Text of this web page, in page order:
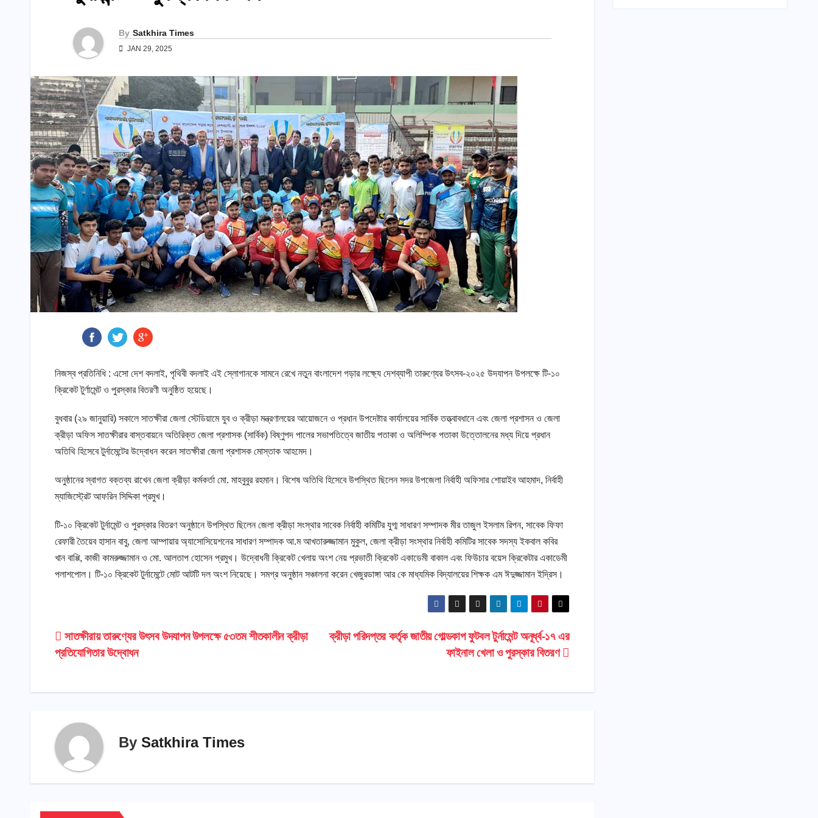
By Satkhira Times
JAN 29, 2025
নিজস্ব প্রতিনিধি : এসো দেশ বদলাই, পৃথিবী বদলাই এই স্লোগানকে সামনে রেখে নতুন বাংলাদেশ গড়ার লক্ষ্যে দেশব্যাপী তারুণ্যের উৎসব-২০২৫ উদযাপন উপলক্ষে টি-১০
ক্রিকেট টুর্ণামেন্ট ও পুরস্কার বিতরণী অনুষ্ঠিত হয়েছে।
বুধবার (২৯ জানুয়ারি) সকালে সাতক্ষীরা জেলা স্টেডিয়ামে যুব ও ক্রীড়া মন্ত্রণালয়ের আয়োজনে ও প্রধান উপদেষ্টার কার্যালয়ের সার্বিক তত্ত্বাবধানে এবং জেলা প্রশাসন ও জেলা
ক্রীড়া অফিস সাতক্ষীরার বাস্তবায়নে অতিরিক্ত জেলা প্রশাসক (সার্বিক) বিষ্ণুপদ পালের সভাপতিত্বে জাতীয় পতাকা ও অলিম্পিক পতাকা উত্তোলনের মধ্য দিয়ে প্রধান
অতিথি হিসেবে টুর্নামেন্টের উদ্বোধন করেন সাতক্ষীরা জেলা প্রশাসক মোস্তাক আহমেদ।
অনুষ্ঠানের স্বাগত বক্তব্য রাখেন জেলা ক্রীড়া কর্মকর্তা মো. মাহবুবুর রহমান। বিশেষ অতিথি হিসেবে উপস্থিত ছিলেন সদর উপজেলা নির্বাহী অফিসার শোয়াইব আহমাদ, নির্বাহী
ম্যাজিস্ট্রেট আফরিন সিদ্দিকা প্রমুখ।
টি-১০ ক্রিকেট টুর্নামেন্ট ও পুরস্কার বিতরণ অনুষ্ঠানে উপস্থিত ছিলেন জেলা ক্রীড়া সংস্থার সাবেক নির্বাহী কমিটির যুগ্ম সাধারণ সম্পাদক মীর তাজুল ইসলাম রিপন, সাবেক ফিফা
রেফারী তৈয়েব হাসান বাবু, জেলা আম্পায়ার অ্যাসোসিয়েশনের সাধারণ সম্পাদক আ.ম আখতারুজ্জামান মুকুল, জেলা ক্রীড়া সংস্থার নির্বাহী কমিটির সাবেক সদস্য ইকবাল কবির
খান বাপ্পি, কাজী কামরুজ্জামান ও মো. আলতাপ হোসেন প্রমুখ। উদ্বোধনী ক্রিকেট খেলায় অংশ নেয় প্রভাতী ক্রিকেট একাডেমী বাকাল এবং ফিউচার বয়েস ক্রিকেটার একাডেমী
পলাশপোল। টি-১০ ক্রিকেট টুর্নামেন্টে মোট আটটি দল অংশ নিয়েছে। সমগ্র অনুষ্ঠান সঞ্চালনা করেন খেজুরডাঙ্গা আর কে মাধ্যমিক বিদ্যালয়ের শিক্ষক এম ঈদুজ্জামান ইদ্রিস।
Post
navigation
ক্রীড়া পরিদপ্তর কর্তৃক জাতীয় গোল্ডকাপ ফুটবল টুর্নামেন্ট অনূর্ধ্ব-১৭ এর
ফাইনাল খেলা ও পুরস্কার বিতরণ
সাতক্ষীরায় তারুণ্যের উৎসব উদযাপন উপলক্ষে ৫৩তম শীতকালীন ক্রীড়া
প্রতিযোগিতার উদ্বোধন
By Satkhira Times